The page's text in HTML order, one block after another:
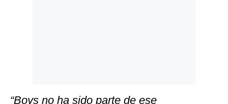
“Boys no ha sido parte de ese